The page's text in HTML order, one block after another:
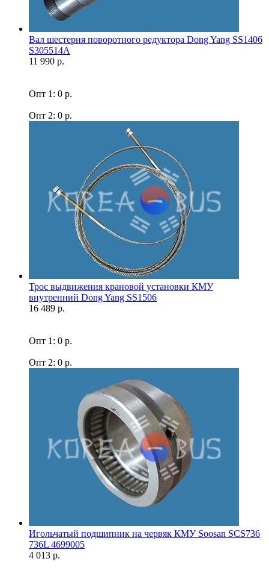
Вал шестерня поворотного редуктора Dong Yang SS1406
S305514A
11 990 р.
Опт 1: 0 р.
Опт 2: 0 р.
Трос выдвижения крановой установки КМУ
внутренний Dong Yang SS1506
16 489 р.
Опт 1: 0 р.
Опт 2: 0 р.
Игольчатый подшипник на червяк КМУ Soosan SCS736
736L 4699005
4 013 р.